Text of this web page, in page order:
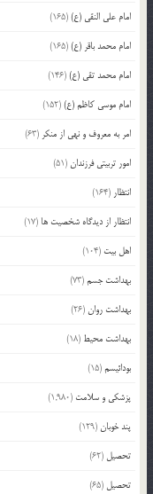
امام علی النقی (ع)(165)
امام محمد باقر (ع)(165)
امام محمد تقی (ع)(146)
امام موسی کاظم (ع)(152)
امر به معروف و نهی از منکر (63)
امور تربیتی فرزندان(51)
انتظار (164)
انتظار از دیدگاه شخصیت ها (17)
اهل بیت (104)
بهداشت جسم(73)
بهداشت روان(26)
بهداشت محیط (18)
بودائیسم(15)
پزشکی و سلامت (1,980)
پند خوبان(129)
تحصیل (62)
تحصیل (65)